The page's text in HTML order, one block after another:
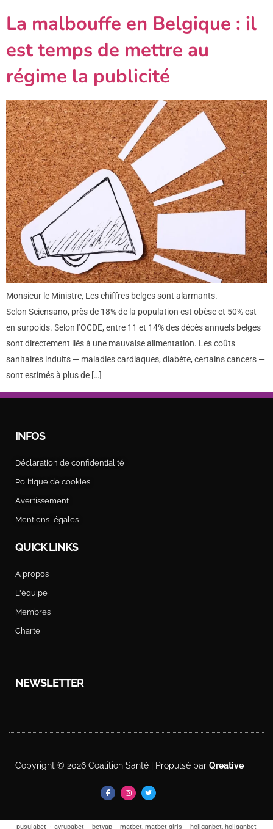
La malbouffe en Belgique : il
est temps de mettre au
régime la publicité
Monsieur le Ministre, Les chiffres belges sont alarmants.
Selon Sciensano, près de 18% de la population est obèse et 50% est
en surpoids. Selon l’OCDE, entre 11 et 14% des décès annuels belges
sont directement liés à une mauvaise alimentation. Les coûts
sanitaires induits — maladies cardiaques, diabète, certains cancers —
sont estimés à plus de […]
INFOS
Déclaration de confidentialité
Politique de cookies
Avertissement
Mentions légales
QUICK LINKS
A propos
L'équipe
Membres
Charte
NEWSLETTER
Copyright © 2026 Coalition Santé | Propulsé par Qreative
pusulabet · avrupabet · betyap · matbet, matbet giriş · holiganbet, holiganbet